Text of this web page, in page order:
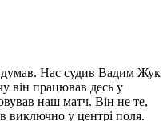
думав. Нас судив Вадим Жук
він працював десь у
наш матч. Він не те,
виключно у центрі поля.